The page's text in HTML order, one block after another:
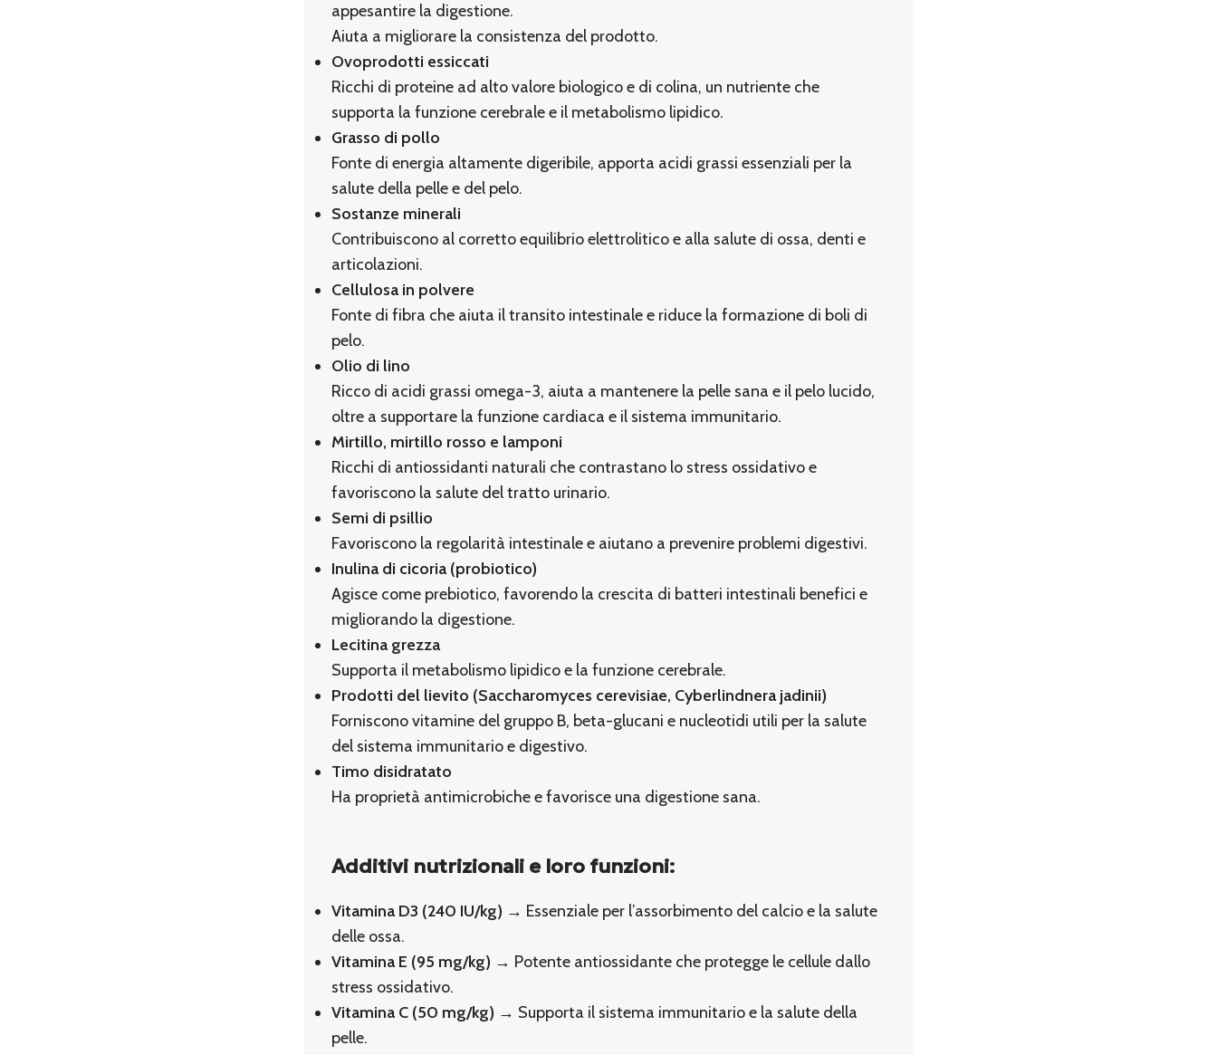
appesantire la digestione.
Aiuta a migliorare la consistenza del prodotto.
Ovoprodotti essiccati
Ricchi di proteine ad alto valore biologico e di colina, un nutriente che
supporta la funzione cerebrale e il metabolismo lipidico.
Grasso di pollo
Fonte di energia altamente digeribile, apporta acidi grassi essenziali per la
salute della pelle e del pelo.
Sostanze minerali
Contribuiscono al corretto equilibrio elettrolitico e alla salute di ossa, denti e
articolazioni.
Cellulosa in polvere
Fonte di fibra che aiuta il transito intestinale e riduce la formazione di boli di
pelo.
Olio di lino
Ricco di acidi grassi omega-3, aiuta a mantenere la pelle sana e il pelo lucido,
oltre a supportare la funzione cardiaca e il sistema immunitario.
Mirtillo, mirtillo rosso e lamponi
Ricchi di antiossidanti naturali che contrastano lo stress ossidativo e
favoriscono la salute del tratto urinario.
Semi di psillio
Favoriscono la regolarità intestinale e aiutano a prevenire problemi digestivi.
Inulina di cicoria (probiotico)
Agisce come prebiotico, favorendo la crescita di batteri intestinali benefici e
migliorando la digestione.
Lecitina grezza
Supporta il metabolismo lipidico e la funzione cerebrale.
Prodotti del lievito (Saccharomyces cerevisiae, Cyberlindnera jadinii)
Forniscono vitamine del gruppo B, beta-glucani e nucleotidi utili per la salute
del sistema immunitario e digestivo.
Timo disidratato
Ha proprietà antimicrobiche e favorisce una digestione sana.
Additivi nutrizionali e loro funzioni:
Vitamina D3 (240 IU/kg) → Essenziale per l’assorbimento del calcio e la salute
delle ossa.
Vitamina E (95 mg/kg) → Potente antiossidante che protegge le cellule dallo
stress ossidativo.
Vitamina C (50 mg/kg) → Supporta il sistema immunitario e la salute della
pelle.